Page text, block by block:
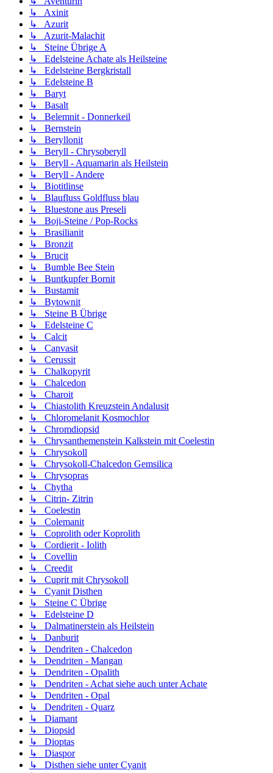
↳ Axinit
↳ Azurit
↳ Azurit-Malachit
↳ Steine Übrige A
↳ Edelsteine Achate als Heilsteine
↳ Edelsteine Bergkristall
↳ Edelsteine B
↳ Baryt
↳ Basalt
↳ Belemnit - Donnerkeil
↳ Bernstein
↳ Beryllonit
↳ Beryll - Chrysoberyll
↳ Beryll - Aquamarin als Heilstein
↳ Beryll - Andere
↳ Biotitlinse
↳ Blaufluss Goldfluss blau
↳ Bluestone aus Preseli
↳ Boji-Steine / Pop-Rocks
↳ Brasilianit
↳ Bronzit
↳ Brucit
↳ Bumble Bee Stein
↳ Buntkupfer Bornit
↳ Bustamit
↳ Bytownit
↳ Steine B Übrige
↳ Edelsteine C
↳ Calcit
↳ Canvasit
↳ Cerussit
↳ Chalkopyrit
↳ Chalcedon
↳ Charoit
↳ Chiastolith Kreuzstein Andalusit
↳ Chloromelanit Kosmochlor
↳ Chromdiopsid
↳ Chrysanthemenstein Kalkstein mit Coelestin
↳ Chrysokoll
↳ Chrysokoll-Chalcedon Gemsilica
↳ Chrysopras
↳ Chytha
↳ Citrin- Zitrin
↳ Coelestin
↳ Colemanit
↳ Coprolith oder Koprolith
↳ Cordierit - Iolith
↳ Covellin
↳ Creedit
↳ Cuprit mit Chrysokoll
↳ Cyanit Disthen
↳ Steine C Übrige
↳ Edelsteine D
↳ Dalmatinerstein als Heilstein
↳ Danburit
↳ Dendriten - Chalcedon
↳ Dendriten - Mangan
↳ Dendriten - Opalith
↳ Dendriten - Achat siehe auch unter Achate
↳ Dendriten - Opal
↳ Dendriten - Quarz
↳ Diamant
↳ Diopsid
↳ Dioptas
↳ Diaspor
↳ Disthen siehe unter Cyanit